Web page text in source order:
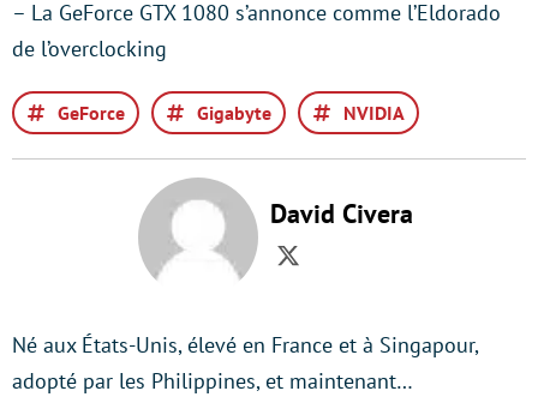
– La GeForce GTX 1080 s’annonce comme l’Eldorado
de l’overclocking
GeForce Gigabyte NVIDIA
David Civera
Twitter
Né aux États-Unis, élevé en France et à Singapour,
adopté par les Philippines, et maintenant…